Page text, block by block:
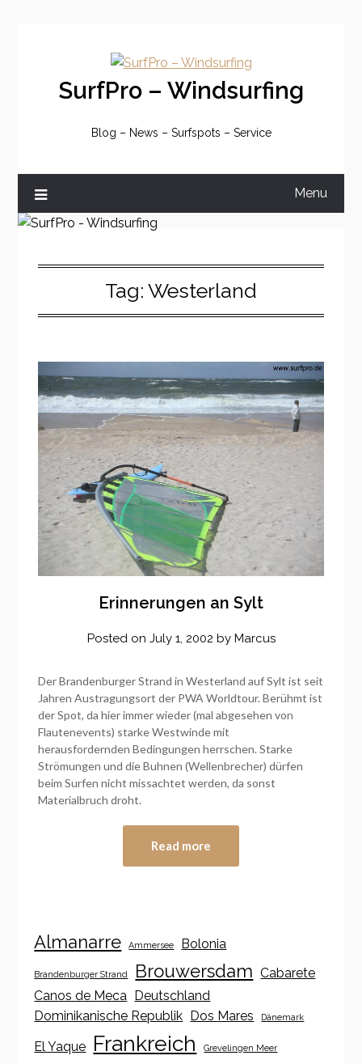
SurfPro – Windsurfing
Blog – News – Surfspots – Service
Menu
Tag: Westerland
Erinnerungen an Sylt
Posted on July 1, 2002 by Marcus
Der Brandenburger Strand in Westerland auf Sylt ist seit
Jahren Austragungsort der PWA Worldtour. Berühmt ist
der Spot, da hier immer wieder (mal abgesehen von
Flautenevents) starke Westwinde mit
herausfordernden Bedingungen herrschen. Starke
Strömungen und die Buhnen (Wellenbrecher) dürfen
beim Surfen nicht missachtet werden, da sonst
Materialbruch droht.
Read more
Almanarre Ammersee Bolonia
Brandenburger Strand Brouwersdam Cabarete
Canos de Meca Deutschland
Dominikanische Republik Dos Mares Dänemark
El Yaque Frankreich Grevelingen Meer